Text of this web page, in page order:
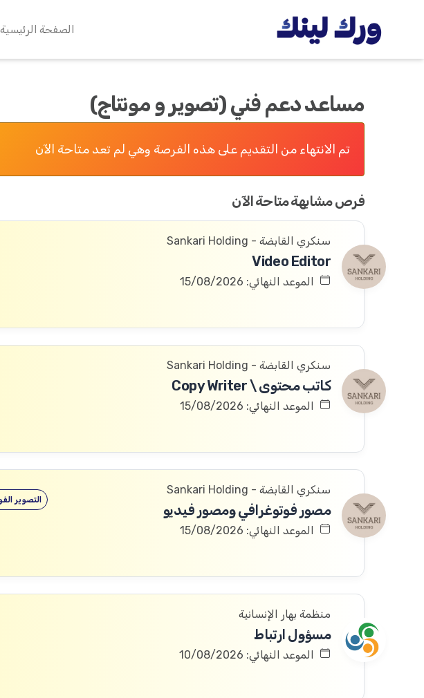
الصفحة الرئيسية
مساعد دعم فني (تصویر و مونتاج)
تم الانتهاء من التقديم على هذه الفرصة وهي لم تعد متاحة الآن
فرص مشابهة متاحة الآن
سنكري القابضة - Sankari Holding
Video Editor
الموعد النهائي: 15/08/2026
سنكري القابضة - Sankari Holding
كاتب محتوى \ Copy Writer
الموعد النهائي: 15/08/2026
سنكري القابضة - Sankari Holding
مصور فوتوغرافي ومصور فيديو
الموعد النهائي: 15/08/2026
منظمة بهار الإنسانية
مسؤول ارتباط
الموعد النهائي: 10/08/2026